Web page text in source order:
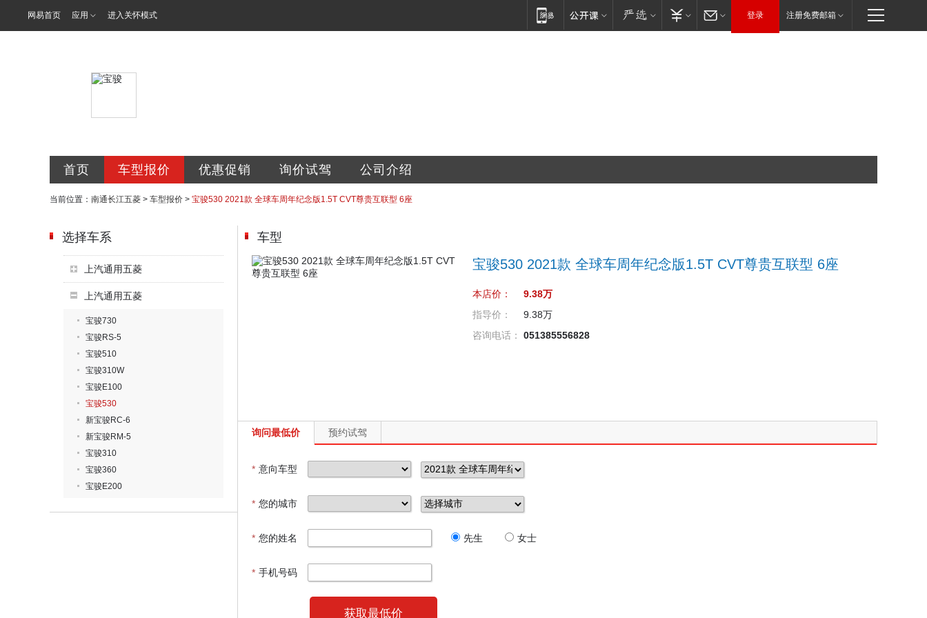
网易首页 应用 进入关怀模式 登录 注册免费邮箱
首页 车型报价 优惠促销 询价试驾 公司介绍
当前位置： 南通长江五菱 > 车型报价 > 宝骏530 2021款 全球车周年纪念版1.5T CVT尊贵互联型 6座
选择车系
上汽通用五菱
上汽通用五菱
宝骏730
宝骏RS-5
宝骏510
宝骏310W
宝骏E100
宝骏530
新宝骏RC-6
新宝骏RM-5
宝骏310
宝骏360
宝骏E200
车型
宝骏530 2021款 全球车周年纪念版1.5T CVT尊贵互联型 6座
本店价：
9.38万
指导价：
9.38万
咨询电话：
051385556828
询问最低价 预约试驾
* 意向车型
* 您的城市
* 您的姓名 先生 女士
* 手机号码
获取最低价